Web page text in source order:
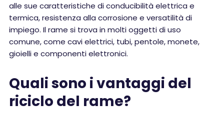
alle sue caratteristiche di conducibilità elettrica e
termica, resistenza alla corrosione e versatilità di
impiego. Il rame si trova in molti oggetti di uso
comune, come cavi elettrici, tubi, pentole, monete,
gioielli e componenti elettronici.
Quali sono i vantaggi del
riciclo del rame?